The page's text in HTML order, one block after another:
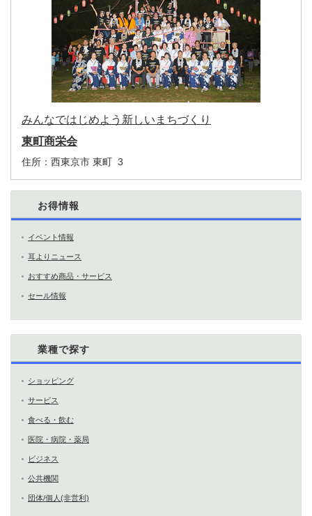
みんなではじめよう新しいまちづくり
東町商栄会
住所： 西東京市 東町 3
お得情報
イベント情報
耳よりニュース
おすすめ商品・サービス
セール情報
業種で探す
ショッピング
サービス
食べる・飲む
医院・病院・薬局
ビジネス
公共機関
団体/個人(非営利)